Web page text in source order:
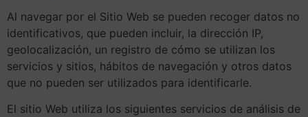
Al navegar por el Sitio Web se pueden recoger datos no
identificativos, que pueden incluir, la dirección IP,
geolocalización, un registro de cómo se utilizan los
servicios y sitios, hábitos de navegación y otros datos
que no pueden ser utilizados para identificarle.
El sitio Web utiliza los siguientes servicios de análisis de